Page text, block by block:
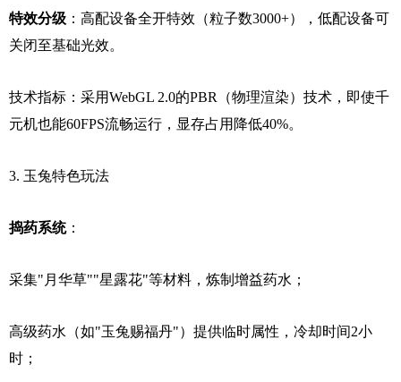
特效分级 ：高配设备全开特效（粒子数3000+），低配设备可
关闭至基础光效。
技术指标：采用WebGL 2.0的PBR（物理渲染）技术，即使千
元机也能60FPS流畅运行，显存占用降低40%。
3. 玉兔特色玩法
捣药系统：
采集"月华草""星露花"等材料，炼制增益药水；
高级药水（如"玉兔赐福丹"）提供临时属性，冷却时间2小
时；